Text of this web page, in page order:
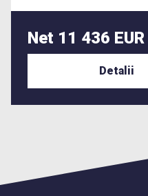
Net 11 436 EUR
Detalii